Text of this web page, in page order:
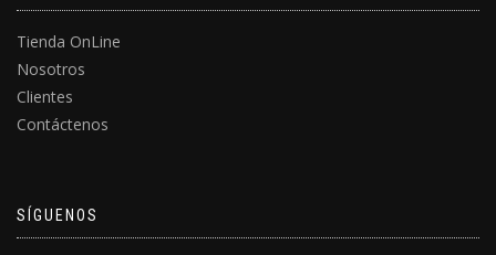
Tienda OnLine
Nosotros
Clientes
Contáctenos
SÍGUENOS